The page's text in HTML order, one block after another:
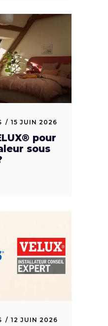
15 JUIN 2026
pour
sous
12 JUIN 2026